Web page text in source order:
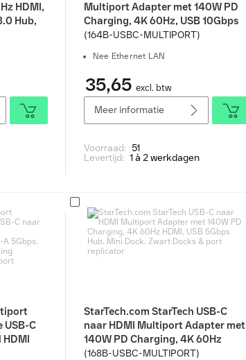
HDMI,
Hub,
Docks &
Multiport Adapter met 140W PD
Charging, 4K 60Hz, USB 10Gbps
Hub, 1x USB 2.0 Port, Type-C Mini
ThinkPad / HP Docks & port
replicator - Grijs
(164B-USBC-MULTIPORT)
Nee Ethernet LAN
35,65 excl. btw
Meer informatie
Voorraad: 51
Levertijd: 1 à 2 werkdagen
USB-C
HDMI
A
StarTech.com StarTech USB-C
naar HDMI Multiport Adapter met
140W PD Charging, 4K 60Hz
HDMI, USB 5Gbps Hub, Mini Dock,
(168B-USBC-MULTIPORT)